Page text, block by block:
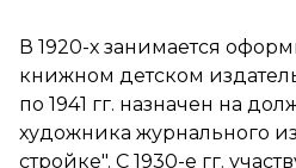
В 1920-х занимается
книжном детском
по 1941 гг. назначен на
художника журнального
стройке". С 1930-е гг.